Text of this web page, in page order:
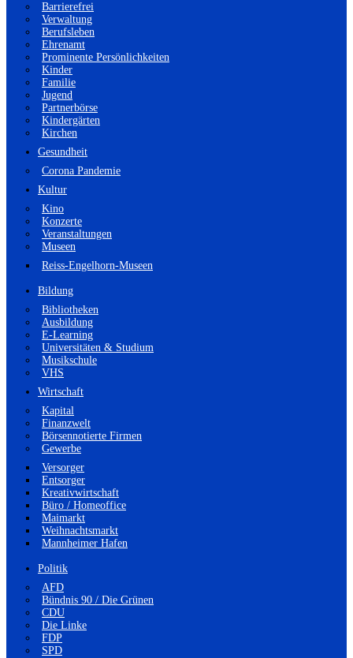
Barrierefrei
Verwaltung
Berufsleben
Ehrenamt
Prominente Persönlichkeiten
Kinder
Familie
Jugend
Partnerbörse
Kindergärten
Kirchen
Gesundheit
Corona Pandemie
Kultur
Kino
Konzerte
Veranstaltungen
Museen
Reiss-Engelhorn-Museen
Bildung
Bibliotheken
Ausbildung
E-Learning
Universitäten & Studium
Musikschule
VHS
Wirtschaft
Kapital
Finanzwelt
Börsennotierte Firmen
Gewerbe
Versorger
Entsorger
Kreativwirtschaft
Büro / Homeoffice
Maimarkt
Weihnachtsmarkt
Mannheimer Hafen
Politik
AFD
Bündnis 90 / Die Grünen
CDU
Die Linke
FDP
SPD